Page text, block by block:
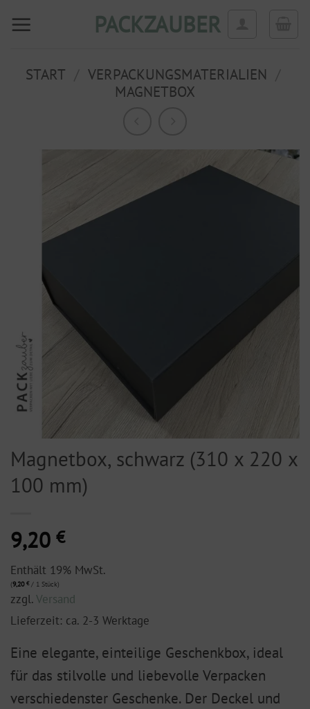
Inhalt
PACKZAUBER
START VERPACKUNGSMATERIALIEN
MAGNETBOX
Magnetbox, schwarz (310 x 220 x
100 mm)
9,20 €
Enthält 19% MwSt.
(9,20 €/ 1 Stück)
zzgl.Versand
Lieferzeit: ca. 2-3 Werktage
Eine elegante, einteilige Geschenkbox, ideal
für das stilvolle und liebevolle Verpacken
verschiedenster Geschenke. Der Deckel und